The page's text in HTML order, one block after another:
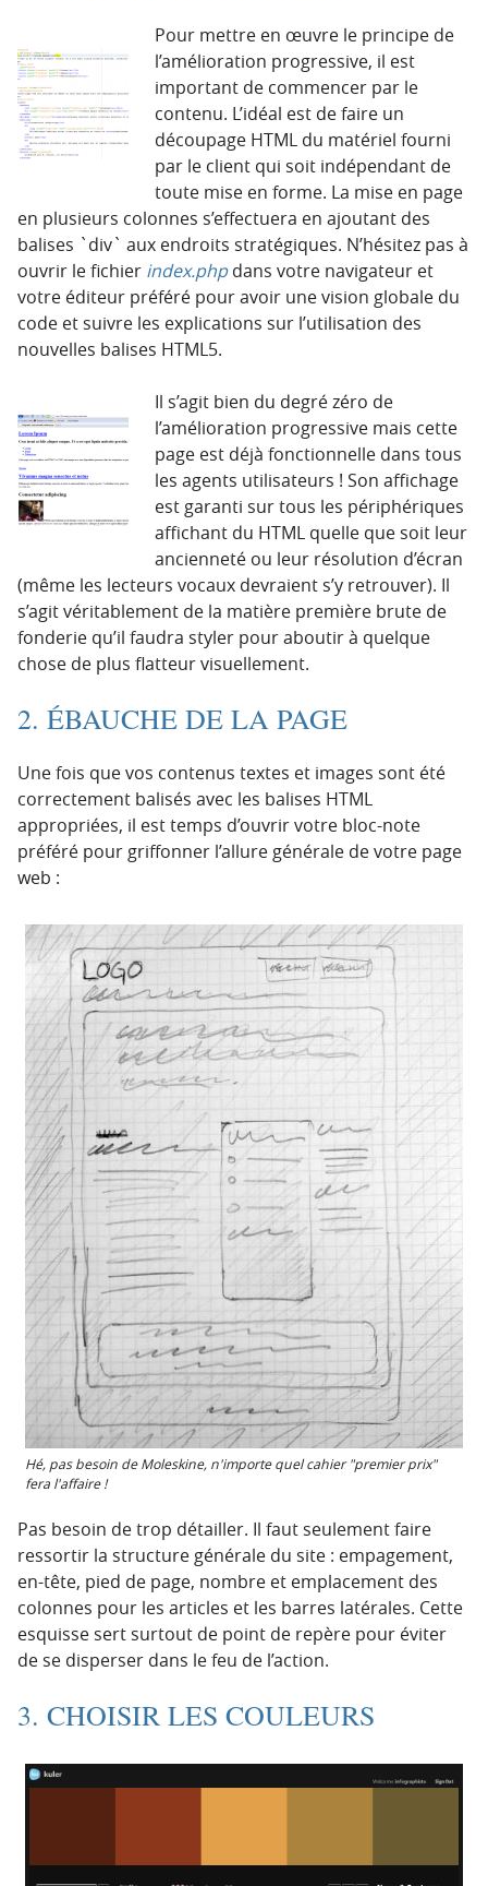
Pour mettre en œuvre le principe de
l’amélioration progressive, il est
important de commencer par le
contenu. L’idéal est de faire un
découpage HTML du matériel fourni
par le client qui soit indépendant de
toute mise en forme. La mise en page
en plusieurs colonnes s’effectuera en ajoutant des
balises `div` aux endroits stratégiques. N’hésitez pas à
ouvrir le fichier index.phpdans votre navigateur et
votre éditeur préféré pour avoir une vision globale du
code et suivre les explications sur l’utilisation des
nouvelles balises HTML5.
Il s’agit bien du degré zéro de
l’amélioration progressive mais cette
page est déjà fonctionnelle dans tous
les agents utilisateurs ! Son affichage
est garanti sur tous les périphériques
affichant du HTML quelle que soit leur
ancienneté ou leur résolution d’écran
(même les lecteurs vocaux devraient s’y retrouver). Il
s’agit véritablement de la matière première brute de
fonderie qu’il faudra styler pour aboutir à quelque
chose de plus flatteur visuellement.
2. ÉBAUCHE DE LA PAGE
Une fois que vos contenus textes et images sont été
correctement balisés avec les balises HTML
appropriées, il est temps d’ouvrir votre bloc-note
préféré pour griffonner l’allure générale de votre page
web :
Hé, pas besoin de Moleskine, n'importe quel cahier "premier prix"
fera l'affaire !
Pas besoin de trop détailler. Il faut seulement faire
ressortir la structure générale du site : empagement,
en-tête, pied de page, nombre et emplacement des
colonnes pour les articles et les barres latérales. Cette
esquisse sert surtout de point de repère pour éviter
de se disperser dans le feu de l’action.
3. CHOISIR LES COULEURS